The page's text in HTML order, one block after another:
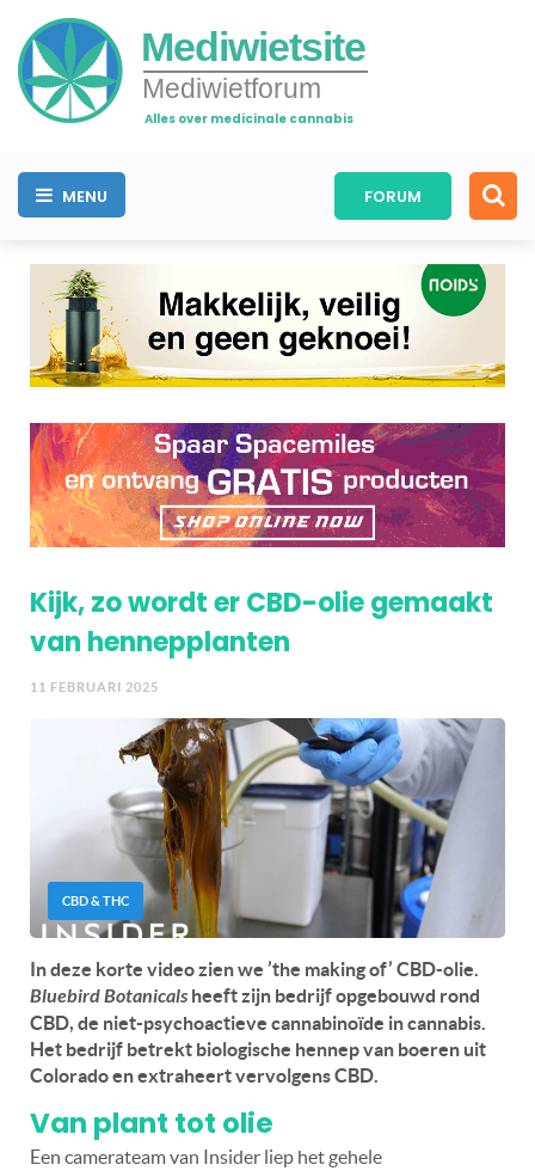
Mediwietsite
Mediwietforum
Alles over medicinale cannabis
MENU FORUM
Kijk, zo wordt er CBD-olie gemaakt
van hennepplanten
11 FEBRUARI 2025
CBD & THC
In deze korte video zien we ’the making of’ CBD-olie.
Bluebird Botanicals heeft zijn bedrijf opgebouwd rond
CBD, de niet-psychoactieve cannabinoïde in cannabis.
Het bedrijf betrekt biologische hennep van boeren uit
Colorado en extraheert vervolgens CBD.
Van plant tot olie
Een camerateam van Insider liep het gehele